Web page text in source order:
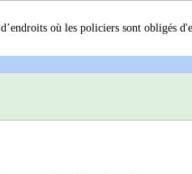
où les policiers sont obligés